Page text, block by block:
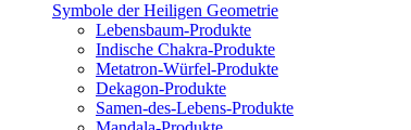
Symbole der Heiligen Geometrie
Lebensbaum-Produkte
Indische Chakra-Produkte
Metatron-Würfel-Produkte
Dekagon-Produkte
Samen-des-Lebens-Produkte